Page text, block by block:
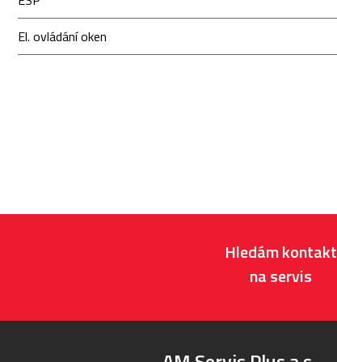
El. ovládání oken
Hledám kontakt
na servis